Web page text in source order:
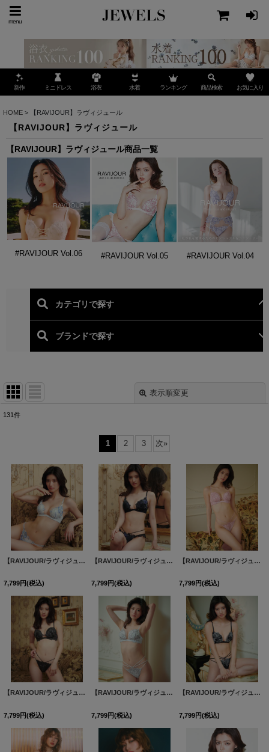
menu
新作 ミニドレス 浴衣 水着 ランキング 商品検索 お気に入り
HOME > 【RAVIJOUR】ラヴィジュール
【RAVIJOUR】ラヴィジュール
【RAVIJOUR】ラヴィジュール商品一覧
#RAVIJOUR Vol.06 #RAVIJOUR Vol.05 #RAVIJOUR Vol.04
表示順変更
絞り込む
131件
1 2 3 次»
【RAVIJOUR/ラヴィジュール】ノーブルマグノリア トリックリフト ブラ/ ランジェリー / セクシーランジェリー / 下着 / R982821【OF08】
7,799円(税込)
【RAVIJOUR/ラヴィジュール】ノーブルマグノリア トリックリフト ブラ/ ランジェリー / セクシーランジェリー / 下着 / R982821【OF08】
7,799円(税込)
【RAVIJOUR/ラヴィジュール】フローラルソルベ ホットリフト/ トリックリフト ブラ / ランジェリー / セクシーランジェリー / 下着 / R982521【OF08】
7,799円(税込)
【RAVIJOUR/ラヴィジュール】フローラルソルベ ホットリフト/ トリックリフト ブラ / ランジェリー / セクシーランジェリー / 下着 / R982521【OF08】
7,799円(税込)
【RAVIJOUR/ラヴィジュール】シャインベロナ ホットリフト/ トリックリフト ブラ / ランジェリー / セクシーランジェリー / 下着 / R982121【OF08】
7,799円(税込)
【RAVIJOUR/ラヴィジュール】シャインベロナ ホットリフト/ トリックリフト ブラ / ランジェリー / セクシーランジェリー / 下着 / R982121【OF08】
7,799円(税込)